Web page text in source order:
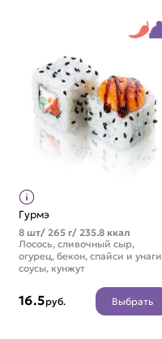
Гурмэ
8 шт/ 265 г/ 235.8 ккал
Лосось, сливочный сыр,
огурец, бекон, спайси и унаги
соусы, кунжут
16.5руб. Выбрать